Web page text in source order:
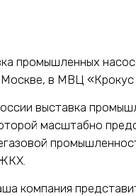
промышленных
в МВЦ «Крокус
выставка
масштабно
компания